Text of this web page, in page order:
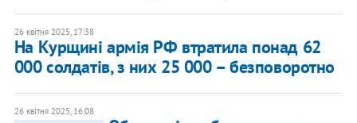
26 квітня 2025, 17:38
На Курщині армія РФ втратила понад 62
000 солдатів, з них 25 000 – безповоротно
26 квітня 2025, 16:08